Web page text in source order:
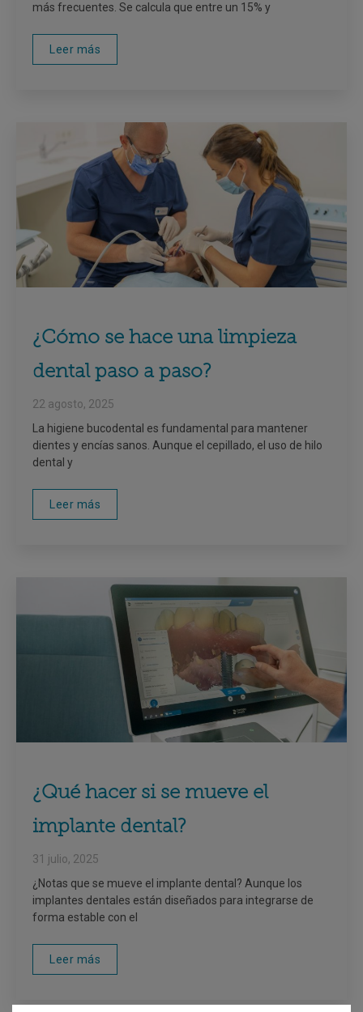
más frecuentes. Se calcula que entre un 15% y
Leer más
¿Cómo se hace una limpieza
dental paso a paso?
22 agosto, 2025
La higiene bucodental es fundamental para mantener
dientes y encías sanos. Aunque el cepillado, el uso de hilo
dental y
Leer más
¿Qué hacer si se mueve el
implante dental?
31 julio, 2025
¿Notas que se mueve el implante dental? Aunque los
implantes dentales están diseñados para integrarse de
forma estable con el
Leer más